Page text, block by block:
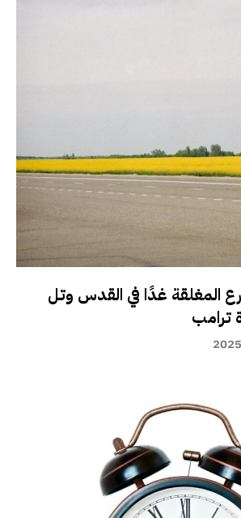
المغلقة غدًا في القدس وتل
ترامب